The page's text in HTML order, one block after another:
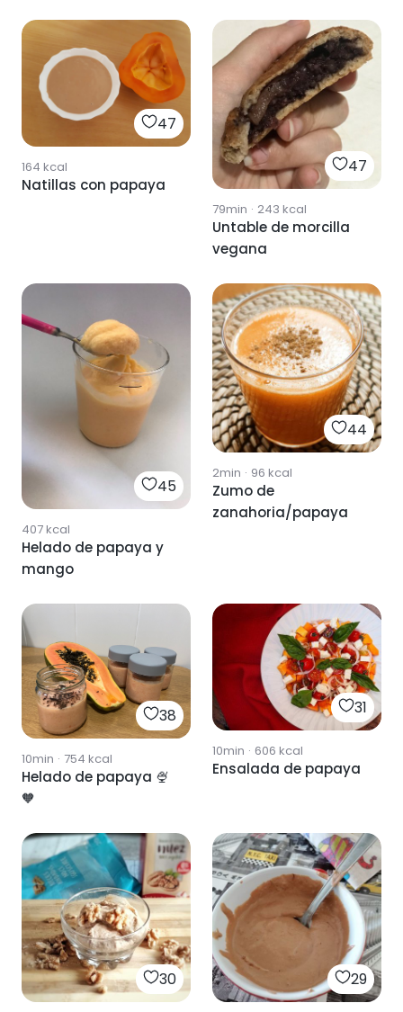
47
164 kcal
Natillas con papaya
47
79min · 243 kcal
Untable de morcilla
vegana
45
407kcal
Helado de papaya y
mango
44
2min · 96 kcal
Zumo de
zanahoria/papaya
38
10min · 754 kcal
Helado de papaya 🍨
🧡
31
10min · 606 kcal
Ensalada de papaya
30 29